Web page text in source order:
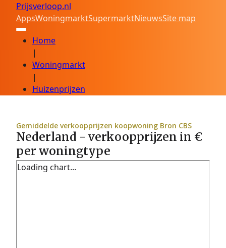
Prijsverloop.nl
AppsWoningmarktSupermarktNieuwsSite map
Home
|
Woningmarkt
|
Huizenprijzen
Gemiddelde verkoopprijzen koopwoning Bron CBS
Nederland - verkoopprijzen in €
per woningtype